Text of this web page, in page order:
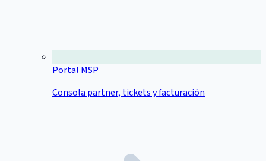
Portal MSP
Consola partner, tickets y facturación